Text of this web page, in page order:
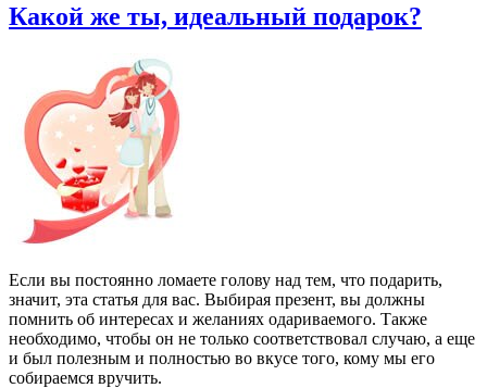
Какой же ты, идеальный подарок?
Если вы постоянно ломаете голову над тем, что подарить,
значит, эта статья для вас. Выбирая презент, вы должны
помнить об интересах и желаниях одариваемого. Также
необходимо, чтобы он не только соответствовал случаю, а еще
и был полезным и полностью во вкусе того, кому мы его
собираемся вручить.